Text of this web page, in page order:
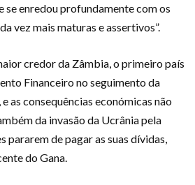
se enredou profundamente com os
vez mais maturas e assertivos”.
credor da Zâmbia, o primeiro país
Financeiro no seguimento da
as consequências económicas não
da invasão da Ucrânia pela
pararem de pagar as suas dívidas,
do Gana.